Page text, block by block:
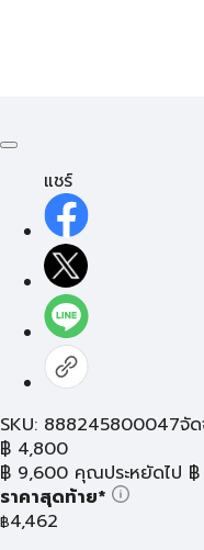
แชร์
SKU: 888245800047จั
฿ 4,800
฿ 9,600 คุณประหยัดไป ฿
ราคาสุดท้าย*
฿4,462